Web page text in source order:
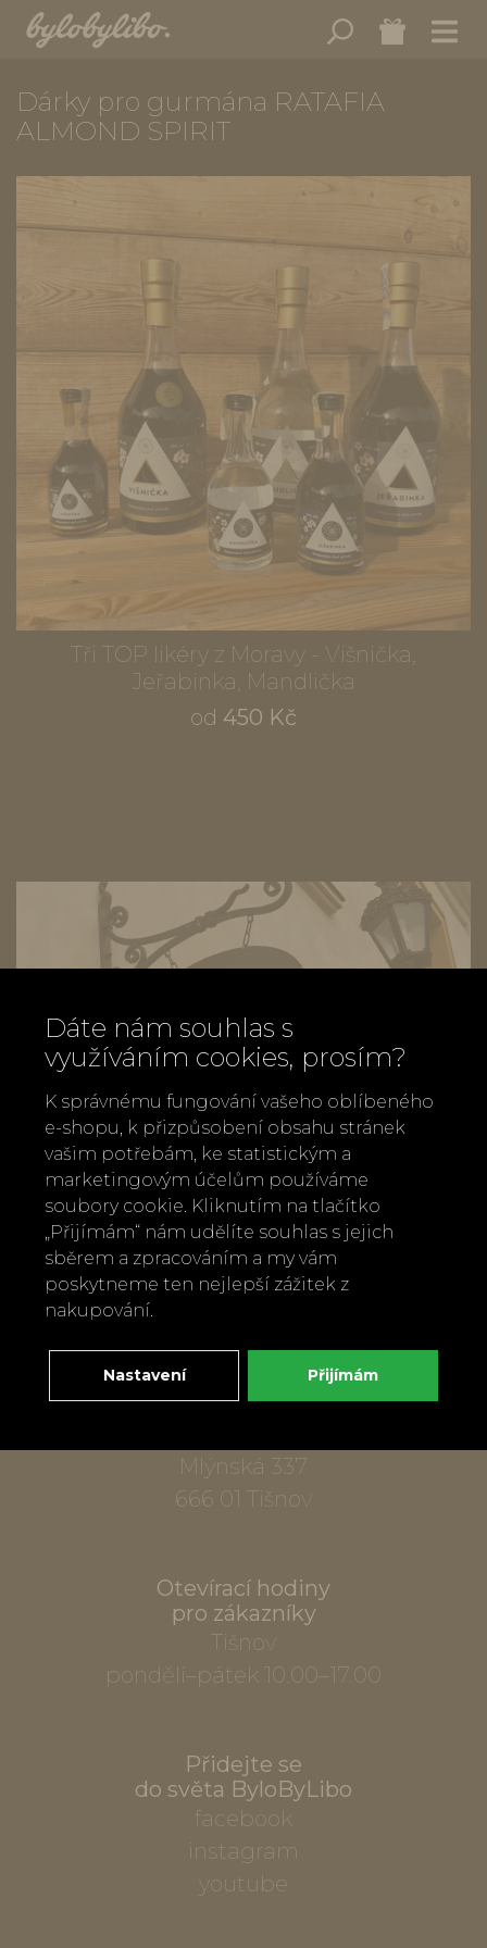
Dárky pro gurmána RATAFIA
ALMOND SPIRIT
Tři TOP likéry z Moravy - Višnička,
Jeřabinka, Mandlička
od 450 Kč
Zavolejte nám
+420 737 886 915
Napište nám
info@bylobylibo.cz
Mlýnská 337
666 01 Tišnov
Otevírací hodiny
pro zákazníky
Tišnov
pondělí–pátek 10.00–17.00
Přidejte se
do světa ByloByLibo
facebook
instagram
youtube
Dáte nám souhlas s
využíváním cookies, prosím?
K správnému fungování vašeho oblíbeného
e-shopu, k přizpůsobení obsahu stránek
vašim potřebám, ke statistickým a
marketingovým účelům používáme
soubory cookie. Kliknutím na tlačítko
„Přijímám“ nám udělíte souhlas s jejich
sběrem a zpracováním a my vám
poskytneme ten nejlepší zážitek z
nakupování.
Nastavení Přijímám